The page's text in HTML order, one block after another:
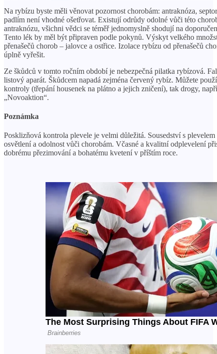
Na rybízu byste měli věnovat pozornost chorobám: antraknóza,
padlím není vhodné ošetřovat. Existují odrůdy odolné vůči této
antraknózu, všichni vědci se téměř jednomyslně shodují na
Tento lék by měl být připraven podle pokynů. Výskyt velkého
přenašečů chorob – jalovce a ostřice. Izolace rybízu od přenašečů
úplně vyřešit.
Ze škůdců v tomto ročním období je nebezpečná pilatka rybízová.
listový aparát. Škůdcem napadá zejména červený rybíz. Můžete
kontroly (třepání housenek na plátno a jejich zničení), tak drogy,
„Novoaktion“.
Poznámka
Posklizňová kontrola plevele je velmi důležitá. Sousedství s
osvětlení a odolnost vůči chorobám. Včasné a kvalitní odplevelení
dobrému přezimování a bohatému kvetení v příštím roce.